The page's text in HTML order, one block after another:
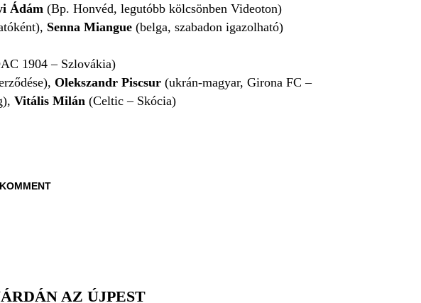
Ádám (Bp. Honvéd, legutóbb kölcsönben Videoton)
Senna Miangue(belga, szabadon igazolható)
1904 – Szlovákia)
Olekszandr Piscsur (ukrán-magyar, Girona FC –
Vitális Milán (Celtic – Skócia)
AZ ÚJPEST